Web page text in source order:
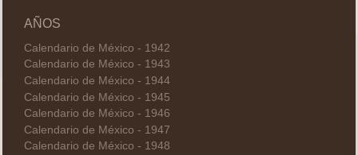
AÑOS
Calendario de México - 1942
Calendario de México - 1943
Calendario de México - 1944
Calendario de México - 1945
Calendario de México - 1946
Calendario de México - 1947
Calendario de México - 1948